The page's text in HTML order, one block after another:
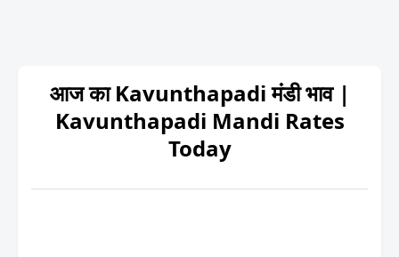
आज का Kavunthapadi मंडी भाव |
Kavunthapadi Mandi Rates
Today